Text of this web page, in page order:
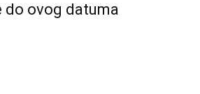
do ovog datuma